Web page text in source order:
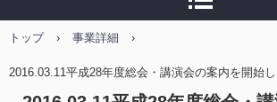
トップ › 事業詳細 ›
2016.03.11平成28年度総会・講演会の案内を開始し